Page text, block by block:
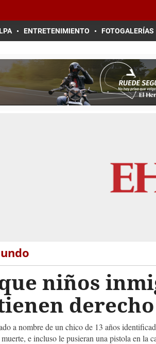
ENTRETENIMIENTO FOTOGALERÍAS
niños
a nombre de un chico de 13 años
e incluso le pusieran una pistola en la